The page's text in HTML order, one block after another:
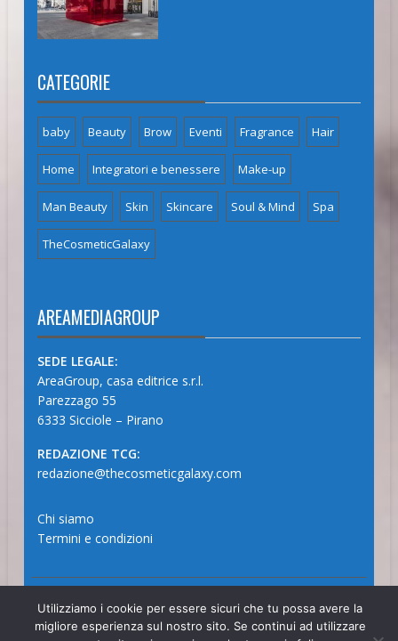
CATEGORIE
baby Beauty Brow Eventi Fragrance Hair
Home Integratori e benessere Make-up
Man Beauty Skin Skincare Soul & Mind Spa
TheCosmeticGalaxy
AREAMEDIAGROUP
SEDE LEGALE:
AreaGroup, casa editrice s.r.l.
Parezzago 55
6333 Sicciole – Pirano
REDAZIONE TCG:
redazione@thecosmeticgalaxy.com
Chi siamo
Termini e condizioni
© 2025 - The Cosmetic Galaxy Magazine
Utilizziamo i cookie per essere sicuri che tu possa avere la
migliore esperienza sul nostro sito. Se continui ad utilizzare